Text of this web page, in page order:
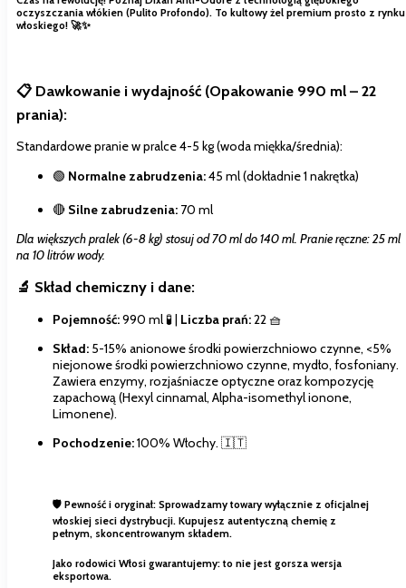
oczyszczania włókien (Pulito Profondo). To kultowy żel premium prosto z rynku
włoskiego! 🚀✨
📋 Dawkowanie i wydajność (Opakowanie 990 ml – 22
prania):
Standardowe pranie w pralce 4-5 kg (woda miękka/średnia):
🟢 Normalne zabrudzenia:45 ml (dokładnie 1 nakrętka)
🔴 Silne zabrudzenia: 70 ml
Dla większych pralek (6-8 kg) stosuj od 70 ml do 140 ml. Pranie ręczne: 25 ml
na 10 litrów wody.
🔬 Skład chemiczny i dane:
Pojemność:990 ml 🧪 | Liczba prań:22 🧺
Skład: 5-15% anionowe środki powierzchniowo czynne, <5%
niejonowe środki powierzchniowo czynne, mydło, fosfoniany.
Zawiera enzymy, rozjaśniacze optyczne oraz kompozycję
zapachową (Hexyl cinnamal, Alpha-isomethyl ionone,
Limonene).
Pochodzenie:100% Włochy. 🇮🇹
🛡️ Pewność i oryginał: Sprowadzamy towary wyłącznie z oficjalnej
włoskiej sieci dystrybucji. Kupujesz autentyczną chemię z
pełnym, skoncentrowanym składem.
Jako rodowici Włosi gwarantujemy: to nie jest gorsza wersja
eksportowa.